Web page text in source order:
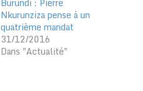
Nkurunziza pense à un
quatrième mandat
31/12/2016
Dans "Actualité"